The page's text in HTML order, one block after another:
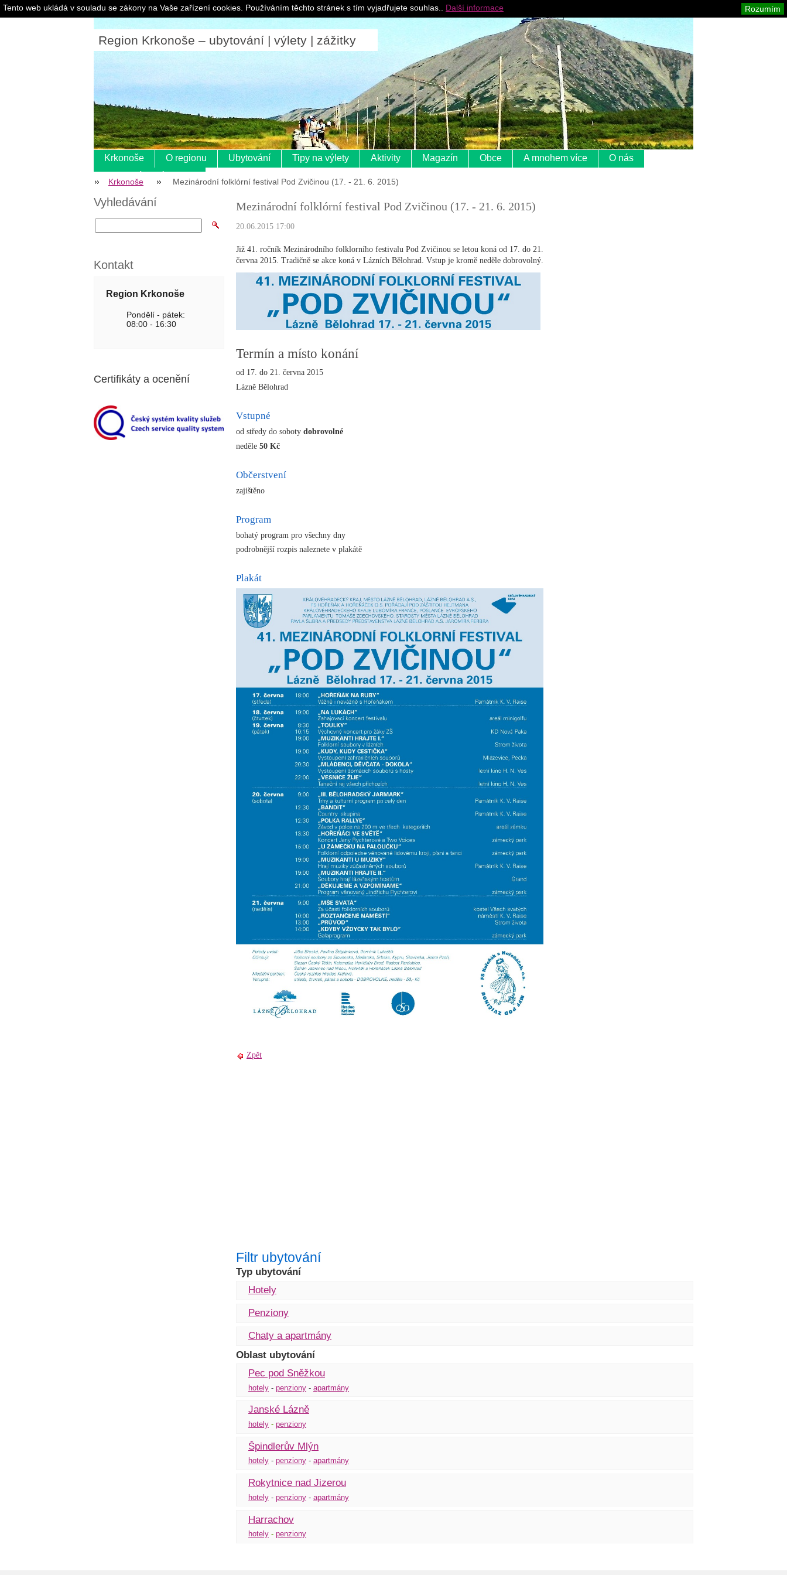
Region Krkonoše – ubytování | výlety | zážitky
Pro ubytovatele
Krkonoše O regionu Ubytování Tipy na výlety Aktivity Magazín Obce A mnohem více
O nás
Krkonoše Mezinárodní folklórní festival Pod Zvičinou (17. - 21. 6. 2015)
Mezinárodní folklórní festival Pod Zvičinou (17. - 21. 6. 2015)
20.06.2015 17:00
Již 41. ročník Mezinárodního folklorního festivalu Pod Zvičinou se letou koná od 17. do 21.
června 2015. Tradičně se akce koná v Lázních Bělohrad. Vstup je kromě neděle dobrovolný.
Termín a místo konání
od 17. do 21. června 2015
Lázně Bělohrad
Vstupné
od středy do soboty dobrovolné
neděle 50 Kč
Občerstvení
zajištěno
Program
bohatý program pro všechny dny
podrobnější rozpis naleznete v plakátě
Plakát
Zpět
Filtr ubytování
Typ ubytování
Hotely
Penziony
Chaty a apartmány
Oblast ubytování
Pec pod Sněžkou
hotely - penziony - apartmány
Janské Lázně
hotely - penziony
Špindlerův Mlýn
hotely - penziony - apartmány
Rokytnice nad Jizerou
hotely - penziony - apartmány
Harrachov
hotely - penziony
Vyhledávání
Kontakt
Region Krkonoše
Pondělí - pátek:
08:00 - 16:30
Certifikáty a ocenění
Tento web ukládá v souladu se zákony na Vaše zařízení cookies. Používáním těchto stránek s tím vyjadřujete souhlas.. Rozumím
Další informace